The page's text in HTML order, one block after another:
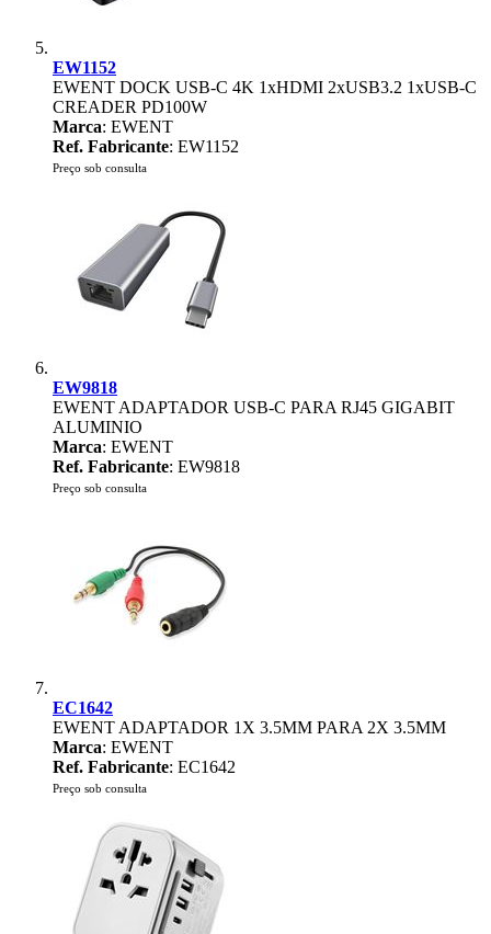
EW1152
EWENT DOCK USB-C 4K 1xHDMI 2xUSB3.2 1xUSB-C
CREADER PD100W
Marca: EWENT
Ref. Fabricante: EW1152
Preço sob consulta
EW9818
EWENT ADAPTADOR USB-C PARA RJ45 GIGABIT
ALUMINIO
Marca: EWENT
Ref. Fabricante: EW9818
Preço sob consulta
EC1642
EWENT ADAPTADOR 1X 3.5MM PARA 2X 3.5MM
Marca: EWENT
Ref. Fabricante: EC1642
Preço sob consulta